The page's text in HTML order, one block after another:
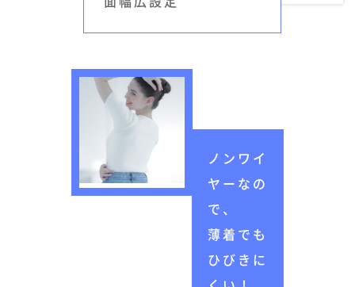
ノンワイ
ヤーなの
で、
薄着でも
ひびきに